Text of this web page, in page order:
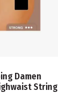
Damen
String